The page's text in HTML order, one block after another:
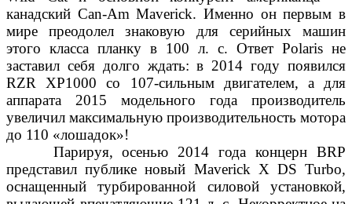
канадский Can-Am Maverick. Именно он первым в
мире преодолел знаковую для серийных машин
этого класса планку в 100 л. с. Ответ Polaris не
заставил себя долго ждать: в 2014 году появился
RZR XP1000 со 107-сильным двигателем, а для
аппарата 2015 модельного года производитель
увеличил максимальную производительность мотора
до 110 «лошадок»!
Парируя, осенью 2014 года концерн BRP
представил публике новый Maverick X DS Turbo,
оснащенный турбированной силовой установкой,